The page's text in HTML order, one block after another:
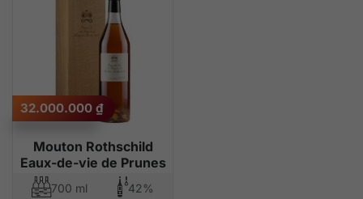
Mouton Rothschild
Eaux-de-vie de Prunes
32.000.000 ₫
700 ml 42%